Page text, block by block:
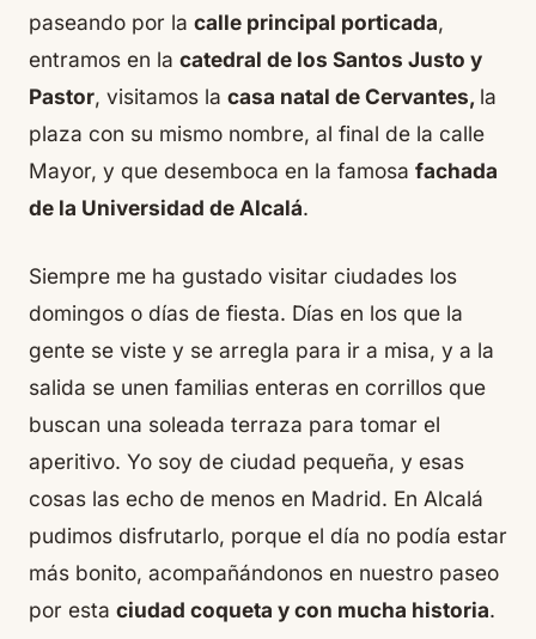
paseando por la calle principal porticada,
entramos en la catedral de los Santos Justo y
Pastor, visitamos la casa natal de Cervantes, la
plaza con su mismo nombre, al final de la calle
Mayor, y que desemboca en la famosa fachada
de la Universidad de Alcalá.
Siempre me ha gustado visitar ciudades los
domingos o días de fiesta. Días en los que la
gente se viste y se arregla para ir a misa, y a la
salida se unen familias enteras en corrillos que
buscan una soleada terraza para tomar el
aperitivo. Yo soy de ciudad pequeña, y esas
cosas las echo de menos en Madrid. En Alcalá
pudimos disfrutarlo, porque el día no podía estar
más bonito, acompañándonos en nuestro paseo
por esta ciudad coqueta y con mucha historia.